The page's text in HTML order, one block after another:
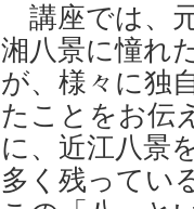
講座では、
湘八景に憧れ
が、様々に独
たことをお伝
に、近江八景
多く残ってい